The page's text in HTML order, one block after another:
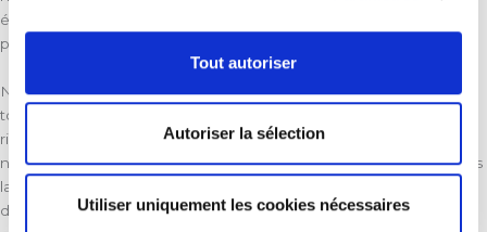
Tout autoriser
Autoriser la sélection
Utiliser uniquement les cookies nécessaires
écologique, social, politique, culturel et économique de notre
pays.
Notre motivation principale, c’est l’amour. Nous aimons Dieu et
tout ce qu’il a créé “Le Seigneur possède le monde et ses
richesses, la terre et tous ses habitants” (Ps 24.1). C’est pourquoi
nous aimons la Terre qu’il a créé et donné aux hommes afin qu’ils
la cultivent et en prennent soin. Parce que Dieu nous ordonne
d’aimer notre prochain, nous prenons soin de son “cadre de vie”